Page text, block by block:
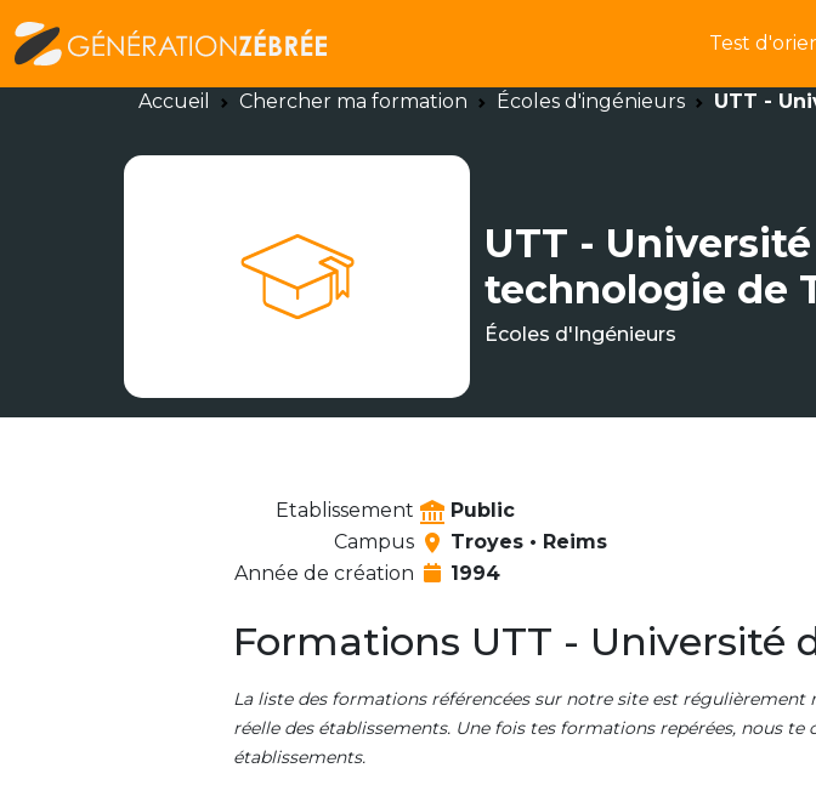
Test
Accueil Chercher ma formation Écoles d'ingénieurs UTT -
UTT -
technologie de
Écoles d'Ingénieurs
Etablissement
Public
Campus
Troyes • Reims
Année de création
1994
Formations UTT - Université
La liste des formations référencées sur notre site est
réelle des établissements. Une fois tes formations repérées, nous
établissements.